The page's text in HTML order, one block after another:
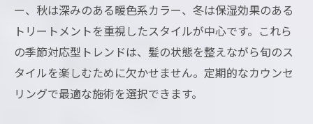
ー、秋は深みのある暖色系カラー、冬は保湿効果のある
トリートメントを重視したスタイルが中心です。これら
の季節対応型トレンドは、髪の状態を整えながら旬のス
タイルを楽しむために欠かせません。定期的なカウンセ
リングで最適な施術を選択できます。